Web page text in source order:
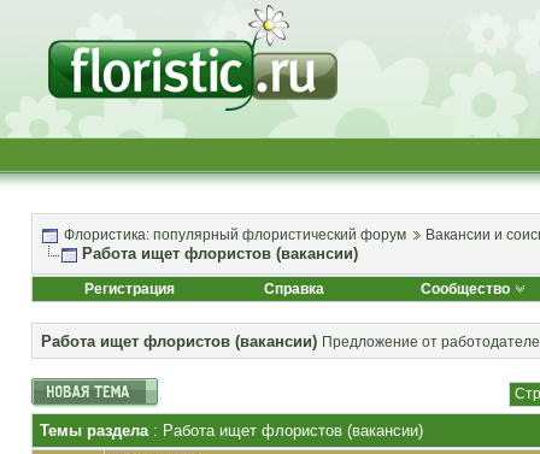
Флористика: популярный флористический форум Вакансии и
Работа ищет флористов (вакансии)
Регистрация Справка Сообщество
Работа ищет флористов (вакансии) Предложение от
Темы раздела: Работа ищет флористов (вакансии)